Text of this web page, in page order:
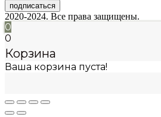
подписаться
2020-2024. Все права защищены.
0
0
Корзина
Ваша корзина пуста!